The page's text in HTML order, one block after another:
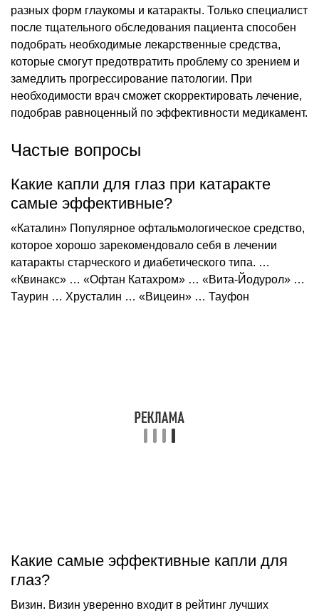
разных форм глаукомы и катаракты. Только специалист
после тщательного обследования пациента способен
подобрать необходимые лекарственные средства,
которые смогут предотвратить проблему со зрением и
замедлить прогрессирование патологии. При
необходимости врач сможет скорректировать лечение,
подобрав равноценный по эффективности медикамент.
Частые вопросы
Какие капли для глаз при катаракте
самые эффективные?
«Каталин» Популярное офтальмологическое средство,
которое хорошо зарекомендовало себя в лечении
катаракты старческого и диабетического типа. …
«Квинакс» … «Офтан Катахром» … «Вита-Йодурол» …
Таурин … Хрусталин … «Вицеин» … Тауфон
Какие самые эффективные капли для
глаз?
Визин. Визин уверенно входит в рейтинг лучших